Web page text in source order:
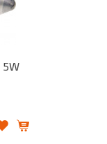
5W